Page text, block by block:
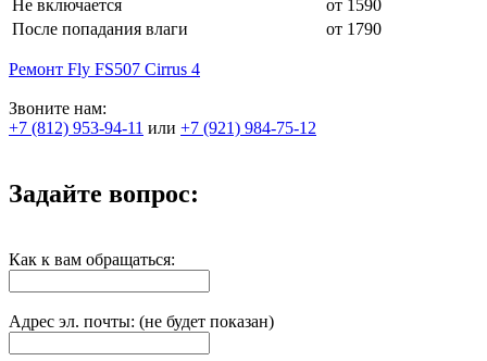
Не включается
от 1590
После попадания влаги
от 1790
Ремонт Fly FS507 Cirrus 4
Звоните нам:
+7 (812) 953-94-11 или +7 (921) 984-75-12
Задайте вопрос:
Как к вам обращаться:
Адрес эл. почты: (не будет показан)